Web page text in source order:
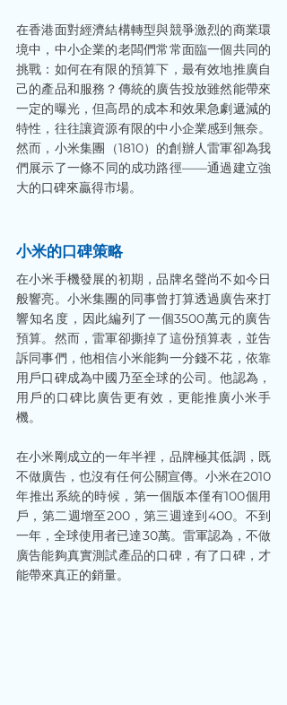
在香港面對經濟結構轉型與競爭激烈的商業環
境中，中小企業的老闆們常常面臨一個共同的
挑戰：如何在有限的預算下，最有效地推廣自
己的產品和服務？傳統的廣告投放雖然能帶來
一定的曝光，但高昂的成本和效果急劇遞減的
特性，往往讓資源有限的中小企業感到無奈。
然而，小米集團（1810）的創辦人雷軍卻為我
們展示了一條不同的成功路徑——通過建立強
大的口碑來贏得市場。
小米的口碑策略
在小米手機發展的初期，品牌名聲尚不如今日
般響亮。小米集團的同事曾打算透過廣告來打
響知名度，因此編列了一個3500萬元的廣告
預算。然而，雷軍卻撕掉了這份預算表，並告
訴同事們，他相信小米能夠一分錢不花，依靠
用戶口碑成為中國乃至全球的公司。他認為，
用戶的口碑比廣告更有效，更能推廣小米手
機。
在小米剛成立的一年半裡，品牌極其低調，既
不做廣告，也沒有任何公關宣傳。小米在2010
年推出系統的時候，第一個版本僅有100個用
戶，第二週增至200，第三週達到400。不到
一年，全球使用者已達30萬。雷軍認為，不做
廣告能夠真實測試產品的口碑，有了口碑，才
能帶來真正的銷量。